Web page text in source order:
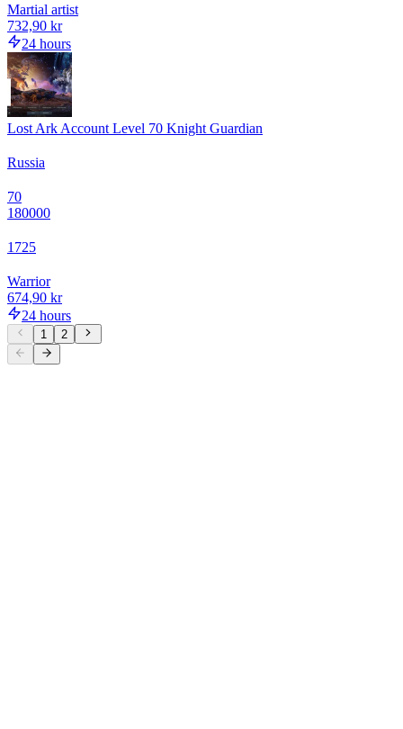
Martial artist
732,90 kr
24 hours
Lost Ark Account Level 70 Knight Guardian
Russia
70
180000
1725
Warrior
674,90 kr
24 hours
1 2